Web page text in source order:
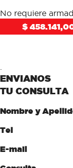
No requiere
$
ENVIANOS
TU CONSULTA
Nombre y
Tel
E-mail